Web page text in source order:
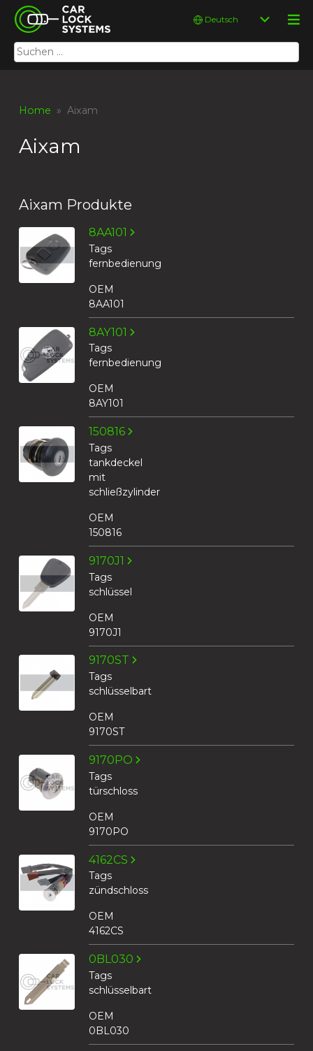
Skip
content
Car Lock Systems
Car Lock Systems
Suchen
nach:
Sprache
Home » Aixam
Aixam
Aixam Produkte
8AA101
Tags
fernbedienung
OEM
8AA101
8AY101
Tags
fernbedienung
OEM
8AY101
150816
Tags
tankdeckel
mit
schließzylinder
OEM
150816
9170J1
Tags
schlüssel
OEM
9170J1
9170ST
Tags
schlüsselbart
OEM
9170ST
9170PO
Tags
türschloss
OEM
9170PO
4162CS
Tags
zündschloss
OEM
4162CS
0BL030
Tags
schlüsselbart
OEM
0BL030